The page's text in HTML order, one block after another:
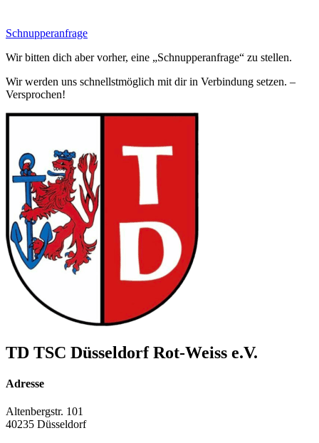
Schnupperanfrage
Wir bitten dich aber vorher, eine „Schnupperanfrage“ zu stellen.
Wir werden uns schnellstmöglich mit dir in Verbindung setzen. –
Versprochen!
TD TSC Düsseldorf Rot-Weiss e.V.
Adresse
Altenbergstr. 101
40235 Düsseldorf